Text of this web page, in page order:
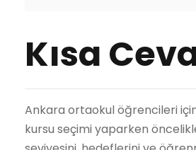
Kısa
Ankara ortaokul öğrencileri
kursu seçimi yaparken